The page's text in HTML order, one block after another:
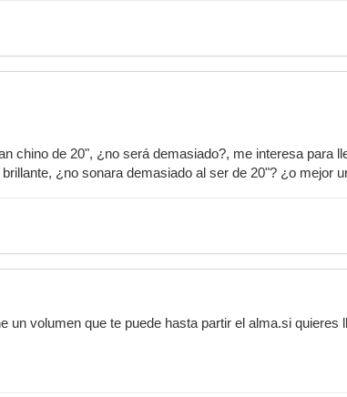
chino de 20", ¿no será demasiado?, me interesa para
¿no sonara demasiado al ser de 20"? ¿o mejor
un volumen que te puede hasta partir el alma.si